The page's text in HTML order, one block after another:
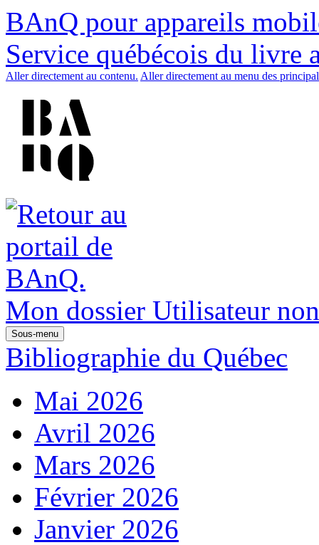
BAnQ pour appareils
Service québécois du livre
Aller directement au contenu. Aller directement au menu des
Mon dossier Utilisateur
Sous-menu
Bibliographie du Québec
Mai 2026
Avril 2026
Mars 2026
Février 2026
Janvier 2026